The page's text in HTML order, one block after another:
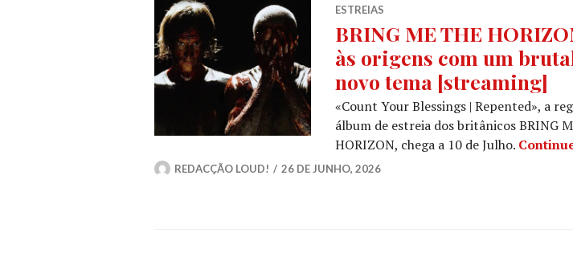
ESTREIAS
BRING ME THE
às origens com um
novo tema [streaming]
«Count Your Blessings | Repented», a
álbum de estreia dos britânicos BRING
HORIZON, chega a 10 de Julho.
REDACÇÃO LOUD! 26 DE JUNHO, 2026